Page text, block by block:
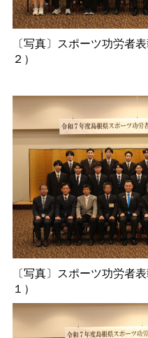
〔写真〕スポーツ功労者
２）
〔写真〕スポーツ功労者
１）